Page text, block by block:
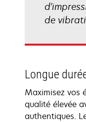
de
Longue
Maximisez vos
qualité élevée
authentiques.